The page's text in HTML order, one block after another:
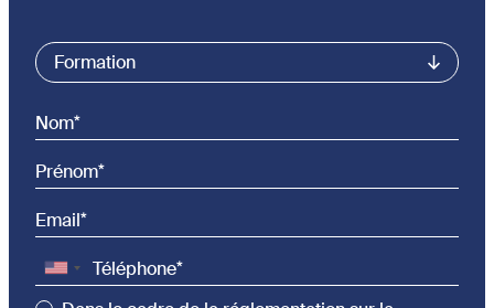
Commercial List
Formation
Nom
Prénom
Email
Téléphone